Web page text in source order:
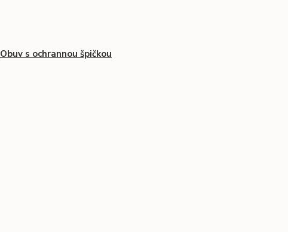
Obuv s ochrannou špičkou